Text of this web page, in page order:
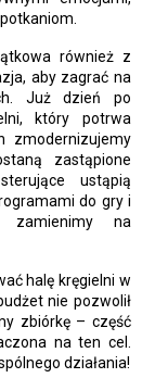
również z
aby zagrać na
Już dzień po
który potrwa
zmodernizujemy
zastąpione
ustąpią
do gry i
zamienimy na
halę kręgielni w
nie pozwolił
zbiórkę – część
na ten cel.
działania!